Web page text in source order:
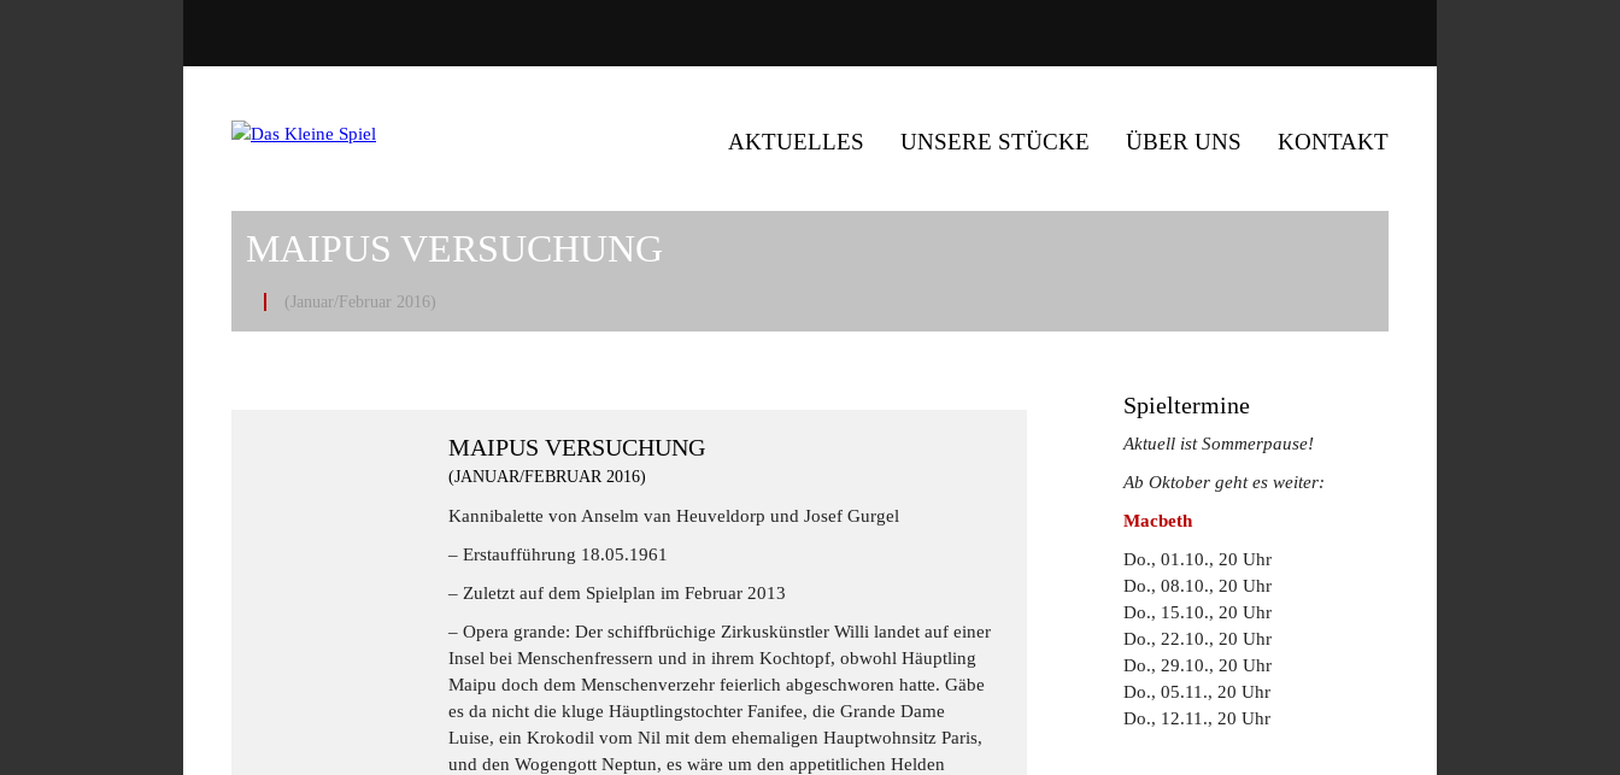
AKTUELLES UNSERE STÜCKE ÜBER UNS KONTAKT
MAIPUS VERSUCHUNG
(Januar/Februar 2016)
MAIPUS VERSUCHUNG
(JANUAR/FEBRUAR 2016)
Kannibalette von Anselm van Heuveldorp und Josef Gurgel
– Erstaufführung 18.05.1961
– Zuletzt auf dem Spielplan im Februar 2013
– Opera grande: Der schiffbrüchige Zirkuskünstler Willi landet auf einer
Insel bei Menschenfressern und in ihrem Kochtopf, obwohl Häuptling
Maipu doch dem Menschenverzehr feierlich abgeschworen hatte. Gäbe
es da nicht die kluge Häuptlingstochter Fanifee, die Grande Dame
Luise, ein Krokodil vom Nil mit dem ehemaligen Hauptwohnsitz Paris,
und den Wogengott Neptun, es wäre um den appetitlichen Helden
Spieltermine
Aktuell ist Sommerpause!
Ab Oktober geht es weiter:
Macbeth
Do., 01.10., 20 Uhr
Do., 08.10., 20 Uhr
Do., 15.10., 20 Uhr
Do., 22.10., 20 Uhr
Do., 29.10., 20 Uhr
Do., 05.11., 20 Uhr
Do., 12.11., 20 Uhr